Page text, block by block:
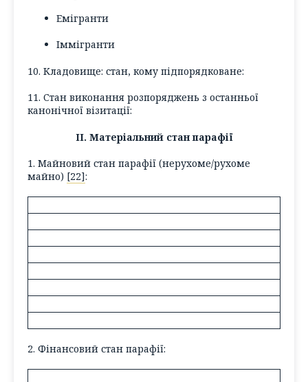
Емігранти
Іммігранти
10. Кладовище: стан, кому підпорядковане:
11. Стан виконання розпоряджень з останньої
канонічної візитації:
ІІ. Матеріальний стан парафії
1. Майновий стан парафії (нерухоме/рухоме
майно) [22]:
2. Фінансовий стан парафії: